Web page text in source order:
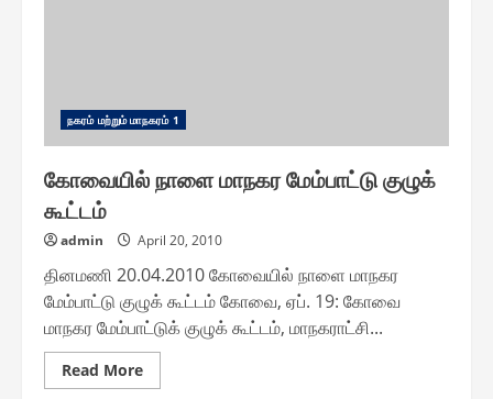
ந௧ரம் மற்றும் மாந௧ரம் 1
கோவையில் நாளை மாநகர மேம்பாட்டு குழுக்
கூட்டம்
admin April 20, 2010
தினமணி 20.04.2010 கோவையில் நாளை மாநகர
மேம்பாட்டு குழுக் கூட்டம் கோவை, ஏப். 19: கோவை
மாநகர மேம்பாட்டுக் குழுக் கூட்டம், மாநகராட்சி...
Read MoreRead
more